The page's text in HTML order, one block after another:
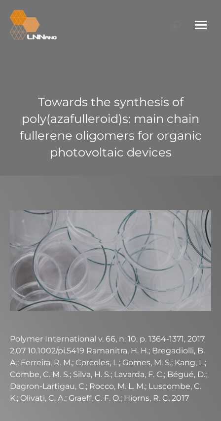
Search:
Towards the synthesis of
poly(azafulleroid)s: main chain
fullerene oligomers for organic
photovoltaic devices
Polymer International v. 66, n. 10, p. 1364-1371, 2017
2.07 10.1002/pi.5419 Ramanitra, H. H.; Bregadiolli, B.
A.; Ferreira, R. M.; Corcoles, L.; Gomes, M. S.; Kang, L.;
Combe, C. M. S.; Silva, H. S.; Lavarda, F. C.; Bégué, D.;
Dagron-Lartigau, C.; Rocco, M. L. M.; Luscombe, C.
K.; Olivati, C. A.; Graeff, C. F. O.; Hiorns, R. C. 2017